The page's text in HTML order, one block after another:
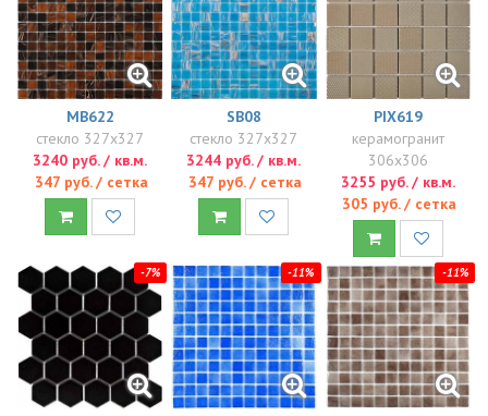
MB622
стекло 327x327
3240 руб. / кв.м.
347 руб. / сетка
SB08
стекло 327x327
3244 руб. / кв.м.
347 руб. / сетка
PIX619
керамогранит
306x306
3255 руб. / кв.м.
305 руб. / сетка
-7% -11% -11%